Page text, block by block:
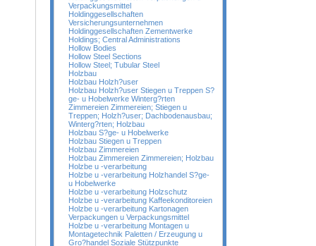
Verpackungsmittel
Holdinggesellschaften
Versicherungsunternehmen
Holdinggesellschaften Zementwerke
Holdings; Central Administrations
Hollow Bodies
Hollow Steel Sections
Hollow Steel; Tubular Steel
Holzbau
Holzbau Holzh?user
Holzbau Holzh?user Stiegen u Treppen S?
ge- u Hobelwerke Winterg?rten
Zimmereien Zimmereien; Stiegen u
Treppen; Holzh?user; Dachbodenausbau;
Winterg?rten; Holzbau
Holzbau S?ge- u Hobelwerke
Holzbau Stiegen u Treppen
Holzbau Zimmereien
Holzbau Zimmereien Zimmereien; Holzbau
Holzbe u -verarbeitung
Holzbe u -verarbeitung Holzhandel S?ge-
u Hobelwerke
Holzbe u -verarbeitung Holzschutz
Holzbe u -verarbeitung Kaffeekonditoreien
Holzbe u -verarbeitung Kartonagen
Verpackungen u Verpackungsmittel
Holzbe u -verarbeitung Montagen u
Montagetechnik Paletten / Erzeugung u
Gro?handel Soziale Stützpunkte